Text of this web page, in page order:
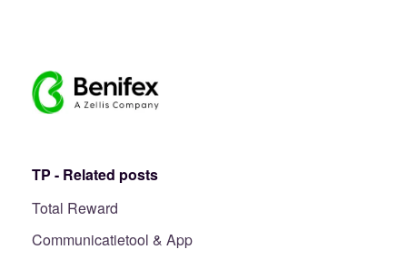
TP - Related posts
Total Reward
Communicatietool & App